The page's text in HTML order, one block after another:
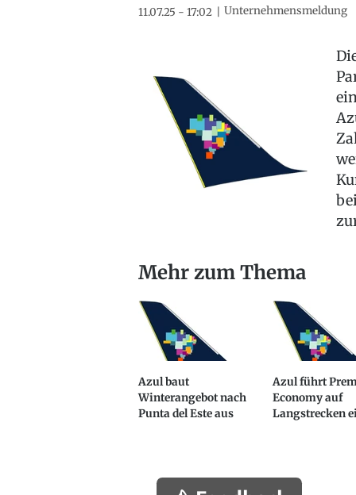
11.07.25 - 17:02 Unternehmensmeldung
Mehr zum Thema
Azul baut
Winterangebot nach
Punta del Este aus
Azul führt
Economy auf
Langstrecken